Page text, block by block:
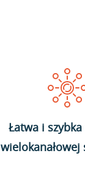
Łatwa i szybka
wielokanałowej